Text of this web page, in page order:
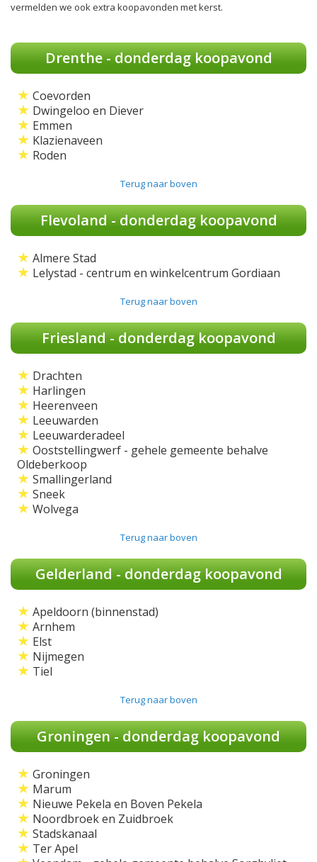
vermelden we ook extra koopavonden met kerst.
Drenthe - donderdag koopavond
★ Coevorden
★ Dwingeloo en Diever
★ Emmen
★ Klazienaveen
★ Roden
Terug naar boven
Flevoland - donderdag koopavond
★ Almere Stad
★ Lelystad - centrum en winkelcentrum Gordiaan
Terug naar boven
Friesland - donderdag koopavond
★ Drachten
★ Harlingen
★ Heerenveen
★ Leeuwarden
★ Leeuwarderadeel
★ Ooststellingwerf - gehele gemeente behalve
Oldeberkoop
★ Smallingerland
★ Sneek
★ Wolvega
Terug naar boven
Gelderland - donderdag koopavond
★ Apeldoorn (binnenstad)
★ Arnhem
★ Elst
★ Nijmegen
★ Tiel
Terug naar boven
Groningen - donderdag koopavond
★ Groningen
★ Marum
★ Nieuwe Pekela en Boven Pekela
★ Noordbroek en Zuidbroek
★ Stadskanaal
★ Ter Apel